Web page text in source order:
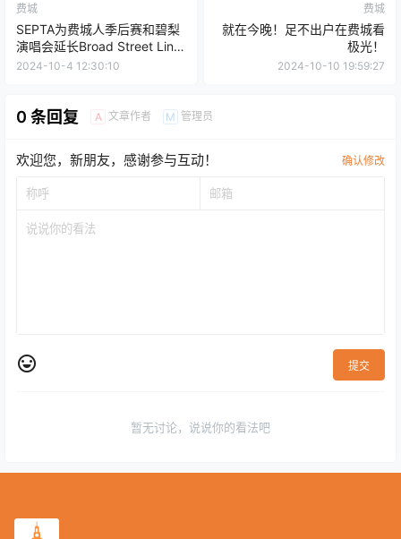
费城
SEPTA为费城人季后赛和碧梨
演唱会延长Broad Street Line
服务
2024-10-4 12:30:10
费城
就在今晚！足不出户在费城看
极光！
2024-10-10 19:59:27
0 条回复 A 文章作者 M 管理员
欢迎您，新朋友，感谢参与互动！ 确认修改
提交
暂无讨论，说说你的看法吧